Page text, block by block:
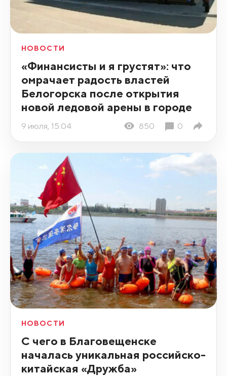
НОВОСТИ
«Финансисты и я грустят»: что
омрачает радость властей
Белогорска после открытия
новой ледовой арены в городе
9 июля, 15:04 850 0
НОВОСТИ
С чего в Благовещенске
началась уникальная российско-
китайская «Дружба»